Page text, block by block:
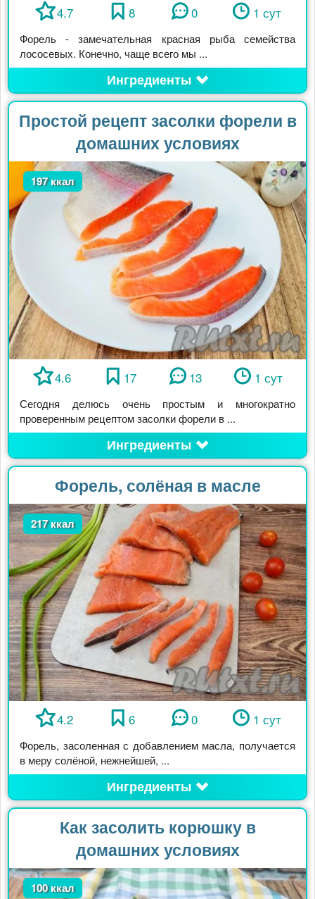
4.7 8 0 1 сут
Форель - замечательная красная рыба семейства
лососевых. Конечно, чаще всего мы ...
Ингредиенты
Простой рецепт засолки форели в
домашних условиях
197 ккал
4.6 17 13 1 сут
Сегодня делюсь очень простым и многократно
проверенным рецептом засолки форели в ...
Ингредиенты
Форель, солёная в масле
217 ккал
4.2 6 0 1 сут
Форель, засоленная с добавлением масла, получается
в меру солёной, нежнейшей, ...
Ингредиенты
Как засолить корюшку в
домашних условиях
100 ккал